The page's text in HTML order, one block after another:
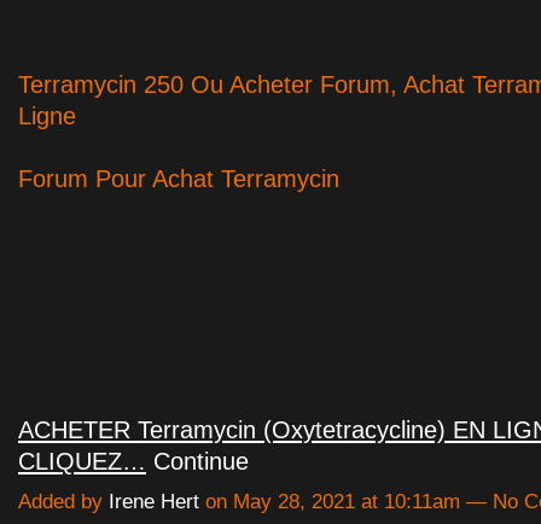
Terramycin 250 Ou Acheter Forum, Achat
Ligne
Forum Pour Achat Terramycin
ACHETER Terramycin (Oxytetracycline) EN
CLIQUEZ… Continue
Added by Irene Hert on May 28, 2021 at 10:11am — No